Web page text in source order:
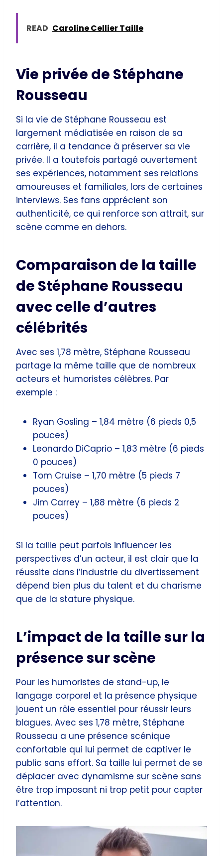
READ Caroline Cellier Taille
Vie privée de Stéphane
Rousseau
Si la vie de Stéphane Rousseau est
largement médiatisée en raison de sa
carrière, il a tendance à préserver sa vie
privée. Il a toutefois partagé ouvertement
ses expériences, notamment ses relations
amoureuses et familiales, lors de certaines
interviews. Ses fans apprécient son
authenticité, ce qui renforce son attrait, sur
scène comme en dehors.
Comparaison de la taille
de Stéphane Rousseau
avec celle d’autres
célébrités
Avec ses 1,78 mètre, Stéphane Rousseau
partage la même taille que de nombreux
acteurs et humoristes célèbres. Par
exemple :
Ryan Gosling – 1,84 mètre (6 pieds 0,5
pouces)
Leonardo DiCaprio – 1,83 mètre (6 pieds
0 pouces)
Tom Cruise – 1,70 mètre (5 pieds 7
pouces)
Jim Carrey – 1,88 mètre (6 pieds 2
pouces)
Si la taille peut parfois influencer les
perspectives d’un acteur, il est clair que la
réussite dans l’industrie du divertissement
dépend bien plus du talent et du charisme
que de la stature physique.
L’impact de la taille sur la
présence sur scène
Pour les humoristes de stand-up, le
langage corporel et la présence physique
jouent un rôle essentiel pour réussir leurs
blagues. Avec ses 1,78 mètre, Stéphane
Rousseau a une présence scénique
confortable qui lui permet de captiver le
public sans effort. Sa taille lui permet de se
déplacer avec dynamisme sur scène sans
être trop imposant ni trop petit pour capter
l’attention.